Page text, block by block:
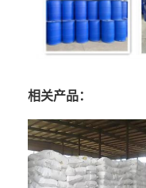
相关产品：